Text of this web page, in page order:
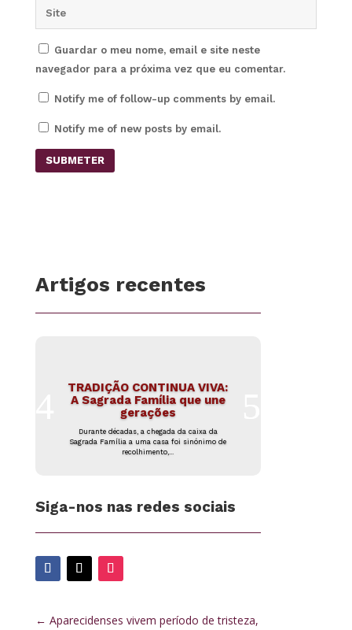
Guardar o meu nome, email e site neste
navegador para a próxima vez que eu comentar.
Notify me of follow-up comments by email.
Notify me of new posts by email.
SUBMETER
Artigos recentes
TRADIÇÃO CONTINUA VIVA:
A Sagrada Família que une
gerações
Durante décadas, a chegada da caixa da
Sagrada Família a uma casa foi sinónimo de
recolhimento,...
Siga-nos nas redes sociais
← Aparecidenses vivem período de tristeza,